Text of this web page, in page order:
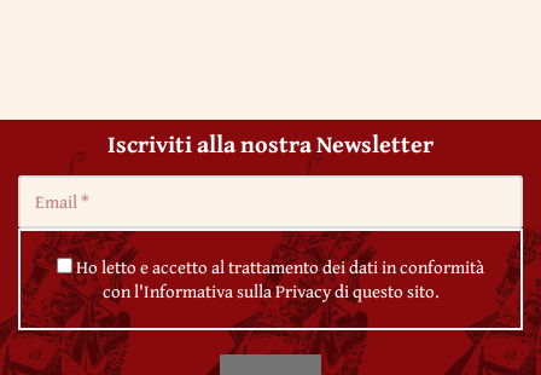
Iscriviti alla nostra Newsletter
Ho letto e accetto al trattamento dei dati in conformità
con l'Informativa sulla Privacy di questo sito.